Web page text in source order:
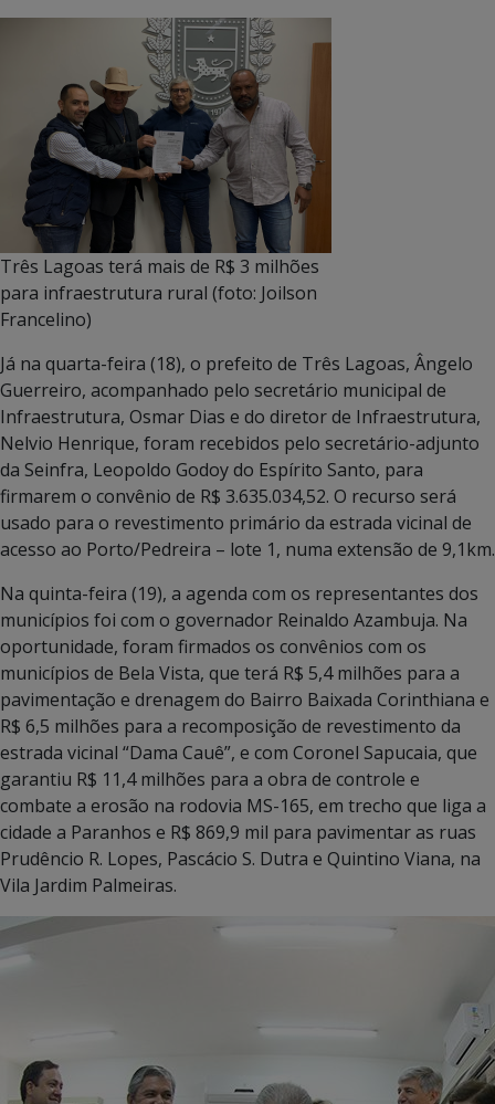
Três Lagoas terá mais de R$ 3 milhões
para infraestrutura rural (foto: Joilson
Francelino)
Já na quarta-feira (18), o prefeito de Três Lagoas, Ângelo
Guerreiro, acompanhado pelo secretário municipal de
Infraestrutura, Osmar Dias e do diretor de Infraestrutura,
Nelvio Henrique, foram recebidos pelo secretário-adjunto
da Seinfra, Leopoldo Godoy do Espírito Santo, para
firmarem o convênio de R$ 3.635.034,52. O recurso será
usado para o revestimento primário da estrada vicinal de
acesso ao Porto/Pedreira – lote 1, numa extensão de 9,1km.
Na quinta-feira (19), a agenda com os representantes dos
municípios foi com o governador Reinaldo Azambuja. Na
oportunidade, foram firmados os convênios com os
municípios de Bela Vista, que terá R$ 5,4 milhões para a
pavimentação e drenagem do Bairro Baixada Corinthiana e
R$ 6,5 milhões para a recomposição de revestimento da
estrada vicinal “Dama Cauê”, e com Coronel Sapucaia, que
garantiu R$ 11,4 milhões para a obra de controle e
combate a erosão na rodovia MS-165, em trecho que liga a
cidade a Paranhos e R$ 869,9 mil para pavimentar as ruas
Prudêncio R. Lopes, Pascácio S. Dutra e Quintino Viana, na
Vila Jardim Palmeiras.